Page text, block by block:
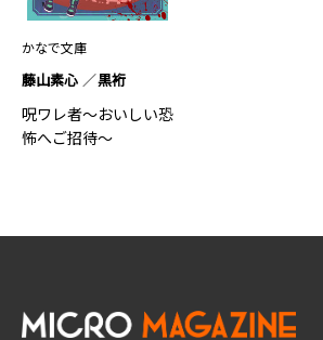
かなで文庫
藤山素心 黒裄
呪ワレ者～おいしい恐
怖へご招待～